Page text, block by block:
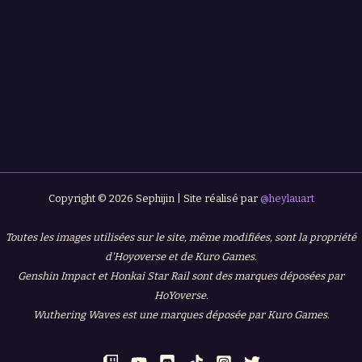
Copyright © 2026 Sephijin | Site réalisé par @heylauart
Toutes les images utilisées sur le site, même modifiées, sont la propriété
d'Hoyoverse et de Kuro Games.
Genshin Impact et Honkai Star Rail sont des marques déposées par
HoYoverse.
Wuthering Waves est une marques déposée par Kuro Games.